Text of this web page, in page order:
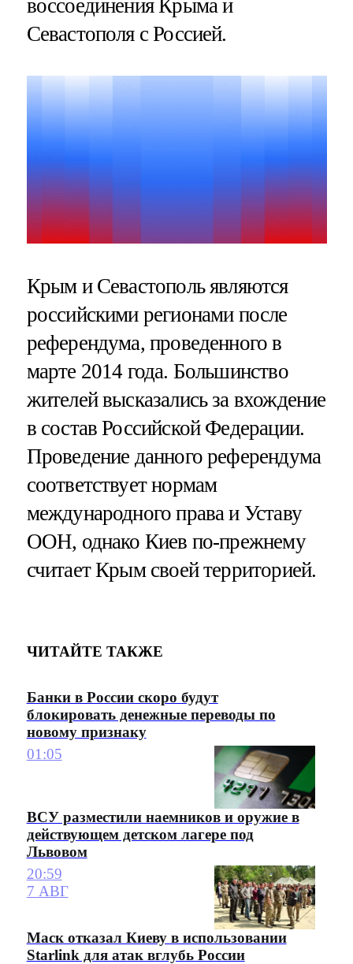
воссоединения Крыма и
Севастополя с Россией.
Крым и Севастополь являются
российскими регионами после
референдума, проведенного в
марте 2014 года. Большинство
жителей высказались за вхождение
в состав Российской Федерации.
Проведение данного референдума
соответствует нормам
международного права и Уставу
ООН, однако Киев по-прежнему
считает Крым своей территорией.
ЧИТАЙТЕ ТАКЖЕ
Банки в России скоро будут
блокировать денежные переводы по
новому признаку
01:05
ВСУ разместили наемников и оружие в
действующем детском лагере под
Львовом
20:59
7 АВГ
Маск отказал Киеву в использовании
Starlink для атак вглубь России